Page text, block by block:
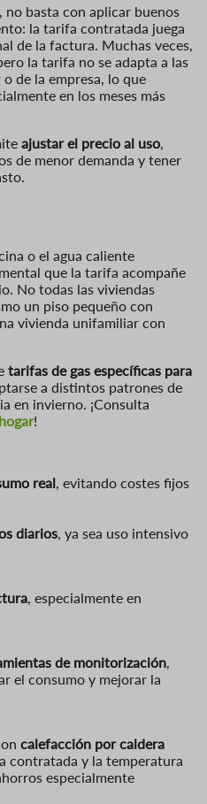
, no basta con aplicar buenos
la tarifa contratada juega
de la factura. Muchas veces,
la tarifa no se adapta a las
de la empresa, lo que
en los meses más
ajustar el precio al uso,
de menor demanda y tener
o el agua caliente
que la tarifa acompañe
No todas las viviendas
un piso pequeño con
vivienda unifamiliar con
tarifas de gas específicas para
a distintos patrones de
en invierno. ¡Consulta
!
real, evitando costes fijos
diarios, ya sea uso intensivo
, especialmente en
de monitorización,
el consumo y mejorar la
calefacción por caldera
contratada y la temperatura
especialmente